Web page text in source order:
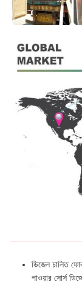
ডিজেল চালিত
পাওয়ার সোর্স